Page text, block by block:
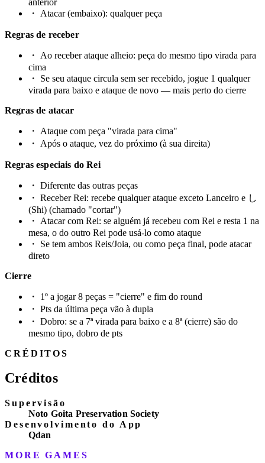
・
Atacar (embaixo): qualquer peça
Regras de receber
・
Ao receber ataque alheio: peça do mesmo tipo virada para
cima
・
Se seu ataque circula sem ser recebido, jogue 1 qualquer
virada para baixo e ataque de novo — mais perto do cierre
Regras de atacar
・
Ataque com peça "virada para cima"
・
Após o ataque, vez do próximo (à sua direita)
Regras especiais do Rei
・ Diferente das outras peças
・ Receber Rei: recebe qualquer ataque exceto Lanceiro e し
(Shi) (chamado "cortar")
・
Atacar com Rei: se alguém já recebeu com Rei e resta 1 na
mesa, o do outro Rei pode usá-lo como ataque
・
Se tem ambos Reis/Joia, ou como peça final, pode atacar
direto
Cierre
・
1º a jogar 8 peças = "cierre" e fim do round
・ Pts da última peça vão à dupla
・ Dobro: se a 7ª virada para baixo e a 8ª (cierre) são do
mesmo tipo, dobro de pts
CRÉDITOS
Créditos
Supervisão
Noto Goita Preservation Society
Desenvolvimento do App
Qdan
MORE GAMES